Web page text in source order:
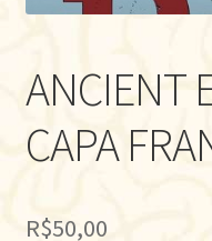
ANCIENT
CAPA
R$50,00